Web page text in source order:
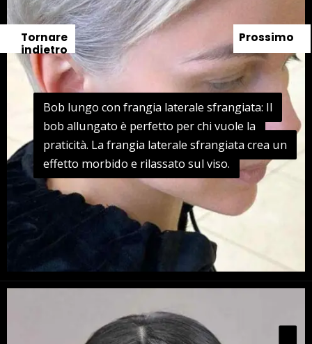
Bob lungo con frangia laterale sfrangiata: Il
bob allungato è perfetto per chi vuole la
praticità. La frangia laterale sfrangiata crea un
effetto morbido e rilassato sul viso.
Bob lungo con frangia laterale sfrangiata: Il
bob allungato è perfetto per chi vuole la
praticità. La frangia laterale sfrangiata crea un
effetto morbido e rilassato sul viso.
Prossimo
Tornare
indietro